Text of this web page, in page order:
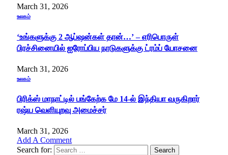
March 31, 2026
உலகம்
‘உங்களுக்கு 2 ஆப்ஷன்கள் தான்…’ – எரிபொருள்
பிரச்சினையில் ஐரோப்பிய நாடுகளுக்கு ட்ரம்ப் யோசனை
March 31, 2026
உலகம்
பிரிக்ஸ் மாநாட்டில் பங்கேற்க மே 14-ல் இந்தியா வருகிறார்
ரஷ்ய வெளியுறவு அமைச்சர்
March 31, 2026
Add A Comment
Search for: